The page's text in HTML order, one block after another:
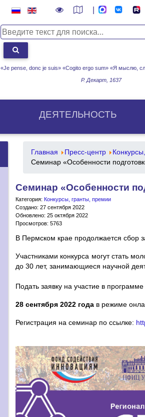
«Je pense, donc je suis» «Cogito ergo sum» «Я мыслю,
Р. Декарт, 1637
ДЕЯТЕЛЬНОСТЬ
Главная Пресс-центр
Семинар «Особенности
Семинар «Особенности
Категория: Конкурсы, гранты, премии
Создано: 27 сентября 2022
Обновлено: 25 октября 2022
Просмотров: 5763
В Пермском крае продолжается сбор
Участниками конкурса могут стать
до 30 лет, занимающиеся научной
Подать заявку на участие в
28 сентября 2022 года в режиме
Регистрация на семинар по ссылке: